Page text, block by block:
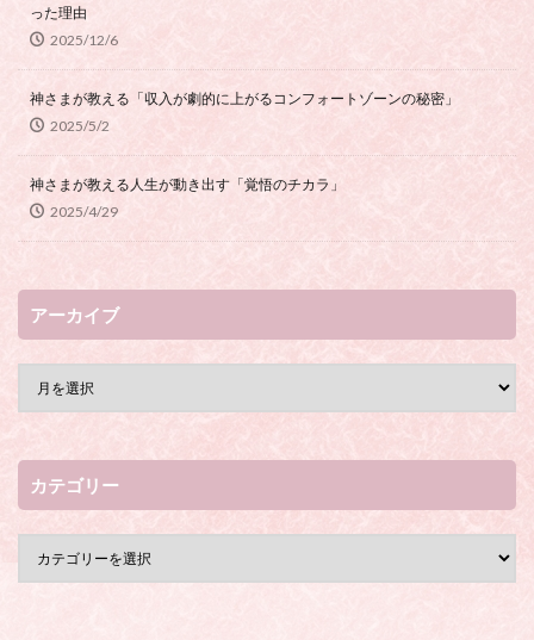
った理由
2025/12/6
神さまが教える「収入が劇的に上がるコンフォートゾーンの秘密」
2025/5/2
神さまが教える人生が動き出す「覚悟のチカラ」
2025/4/29
アーカイブ
カテゴリー